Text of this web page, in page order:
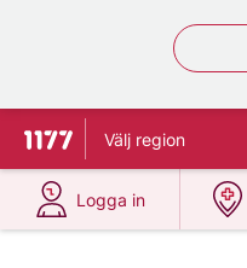
Till startsidan för 1177
Välj region
Logga in
på 1177.se